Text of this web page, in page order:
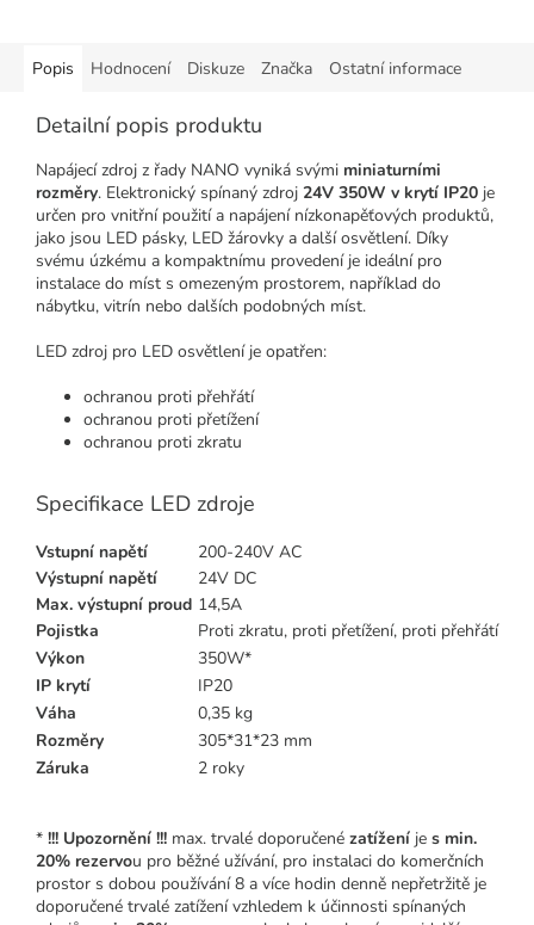
Popis Hodnocení Diskuze Značka Ostatní informace
Detailní popis produktu
Napájecí zdroj z řady NANO vyniká svými miniaturními
rozměry. Elektronický spínaný zdroj 24V 350W v krytí IP20 je
určen pro vnitřní použití a napájení nízkonapěťových produktů,
jako jsou LED pásky, LED žárovky a další osvětlení. Díky
svému úzkému a kompaktnímu provedení je ideální pro
instalace do míst s omezeným prostorem, například do
nábytku, vitrín nebo dalších podobných míst.
LED zdroj pro LED osvětlení je opatřen:
ochranou proti přehřátí
ochranou proti přetížení
ochranou proti zkratu
Specifikace LED zdroje
Vstupní napětí
200-240V AC
Výstupní napětí
24V DC
Max. výstupní proud 14,5A
Pojistka
Proti zkratu, proti přetížení, proti přehřátí
Výkon
350W*
IP krytí
IP20
Váha
0,35 kg
Rozměry
305*31*23 mm
Záruka
2 roky
* !!! Upozornění !!! max. trvalé doporučené zatížení je s min.
20% rezervou pro běžné užívání, pro instalaci do komerčních
prostor s dobou používání 8 a více hodin denně nepřetržitě je
doporučené trvalé zatížení vzhledem k účinnosti spínaných